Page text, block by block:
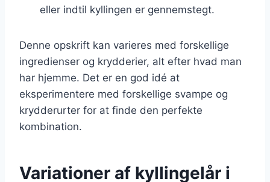
eller indtil kyllingen er gennemstegt.
Denne opskrift kan varieres med forskellige
ingredienser og krydderier, alt efter hvad man
har hjemme. Det er en god idé at
eksperimentere med forskellige svampe og
krydderurter for at finde den perfekte
kombination.
Variationer af kyllingelår i